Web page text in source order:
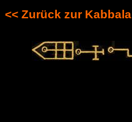
<< Zurück zur